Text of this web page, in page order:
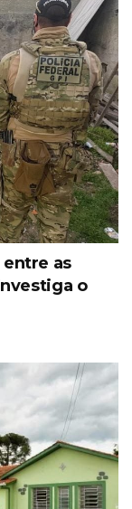
entre as
o